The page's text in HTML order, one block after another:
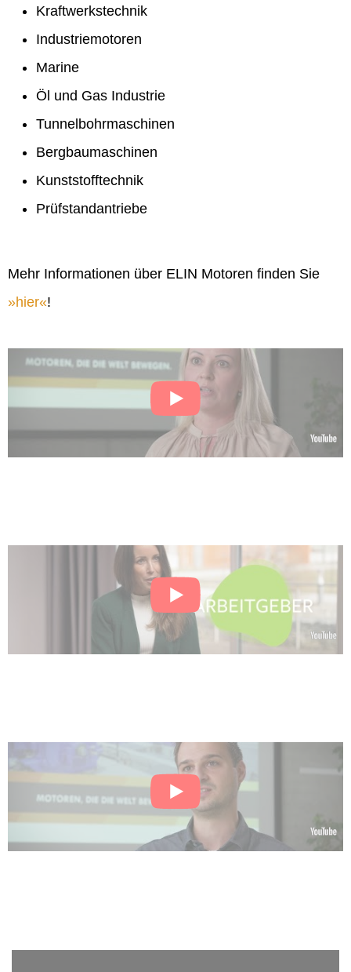
Kraftwerkstechnik
Industriemotoren
Marine
Öl und Gas Industrie
Tunnelbohrmaschinen
Bergbaumaschinen
Kunststofftechnik
Prüfstandantriebe
Mehr Informationen über ELIN Motoren finden Sie
hier !